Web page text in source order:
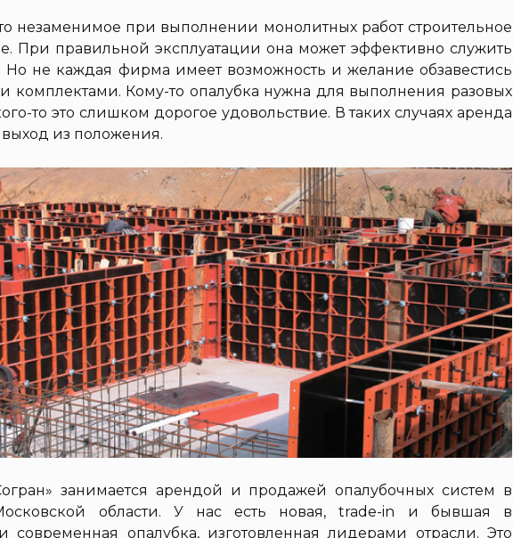
незаменимое при выполнении монолитных работ строительное
При правильной эксплуатации она может эффективно служить
Но не каждая фирма имеет возможность и желание обзавестись
комплектами. Кому-то опалубка нужна для выполнения разовых
то это слишком дорогое удовольствие. В таких случаях аренда
из положения.
занимается арендой и продажей опалубочных систем в
области. У нас есть новая, trade-in и бывшая в
современная опалубка, изготовленная лидерами отрасли. Это